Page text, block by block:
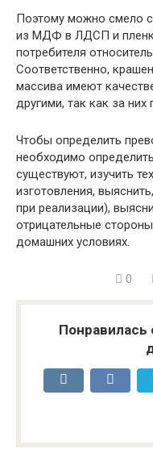
Поэтому можно смело
из МДФ в ЛДСП и
потребителя
Соответственно,
массива имеют
другими, так как за них
Чтобы определить
необходимо
существуют, изучить
изготовления,
при реализации),
отрицательные
домашних условиях.
0
Понравилась